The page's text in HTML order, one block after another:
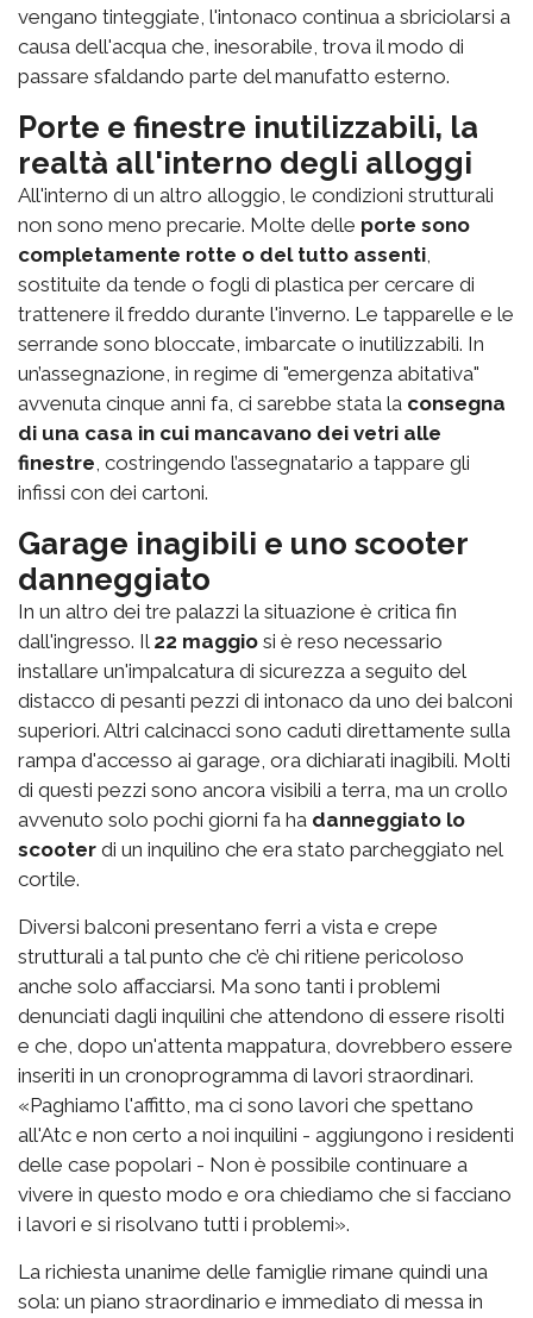
vengano tinteggiate, l'intonaco continua a sbriciolarsi a
causa dell'acqua che, inesorabile, trova il modo di
passare sfaldando parte del manufatto esterno.
Porte e finestre inutilizzabili, la
realtà all'interno degli alloggi
All'interno di un altro alloggio, le condizioni strutturali
non sono meno precarie. Molte delle porte sono
completamente rotte o del tutto assenti,
sostituite da tende o fogli di plastica per cercare di
trattenere il freddo durante l'inverno. Le tapparelle e le
serrande sono bloccate, imbarcate o inutilizzabili. In
un’assegnazione, in regime di "emergenza abitativa"
avvenuta cinque anni fa, ci sarebbe stata la consegna
di una casa in cui mancavano dei vetri alle
finestre, costringendo l’assegnatario a tappare gli
infissi con dei cartoni.
Garage inagibili e uno scooter
danneggiato
In un altro dei tre palazzi la situazione è critica fin
dall'ingresso. Il 22 maggio si è reso necessario
installare un'impalcatura di sicurezza a seguito del
distacco di pesanti pezzi di intonaco da uno dei balconi
superiori. Altri calcinacci sono caduti direttamente sulla
rampa d'accesso ai garage, ora dichiarati inagibili. Molti
di questi pezzi sono ancora visibili a terra, ma un crollo
avvenuto solo pochi giorni fa ha danneggiato lo
scooter di un inquilino che era stato parcheggiato nel
cortile.
Diversi balconi presentano ferri a vista e crepe
strutturali a tal punto che c’è chi ritiene pericoloso
anche solo affacciarsi. Ma sono tanti i problemi
denunciati dagli inquilini che attendono di essere risolti
e che, dopo un'attenta mappatura, dovrebbero essere
inseriti in un cronoprogramma di lavori straordinari.
«Paghiamo l'affitto, ma ci sono lavori che spettano
all'Atc e non certo a noi inquilini - aggiungono i residenti
delle case popolari - Non è possibile continuare a
vivere in questo modo e ora chiediamo che si facciano
i lavori e si risolvano tutti i problemi».
La richiesta unanime delle famiglie rimane quindi una
sola: un piano straordinario e immediato di messa in